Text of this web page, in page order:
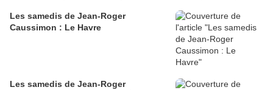
Les samedis de Jean-Roger
Caussimon : Le Havre
Les samedis de Jean-Roger